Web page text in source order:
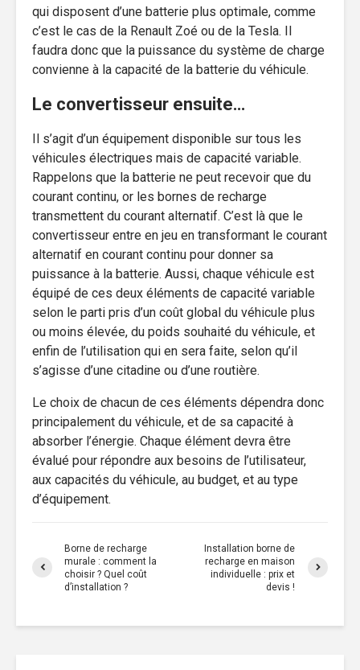
qui disposent d’une batterie plus optimale, comme
c’est le cas de la Renault Zoé ou de la Tesla. Il
faudra donc que la puissance du système de charge
convienne à la capacité de la batterie du véhicule.
Le convertisseur ensuite…
Il s’agit d’un équipement disponible sur tous les
véhicules électriques mais de capacité variable.
Rappelons que la batterie ne peut recevoir que du
courant continu, or les bornes de recharge
transmettent du courant alternatif. C’est là que le
convertisseur entre en jeu en transformant le courant
alternatif en courant continu pour donner sa
puissance à la batterie. Aussi, chaque véhicule est
équipé de ces deux éléments de capacité variable
selon le parti pris d’un coût global du véhicule plus
ou moins élevée, du poids souhaité du véhicule, et
enfin de l’utilisation qui en sera faite, selon qu’il
s’agisse d’une citadine ou d’une routière.
Le choix de chacun de ces éléments dépendra donc
principalement du véhicule, et de sa capacité à
absorber l’énergie. Chaque élément devra être
évalué pour répondre aux besoins de l’utilisateur,
aux capacités du véhicule, au budget, et au type
d’équipement.
Borne de recharge
murale : comment la
choisir ? Quel coût
d’installation ?
Installation borne de
recharge en maison
individuelle : prix et
devis !